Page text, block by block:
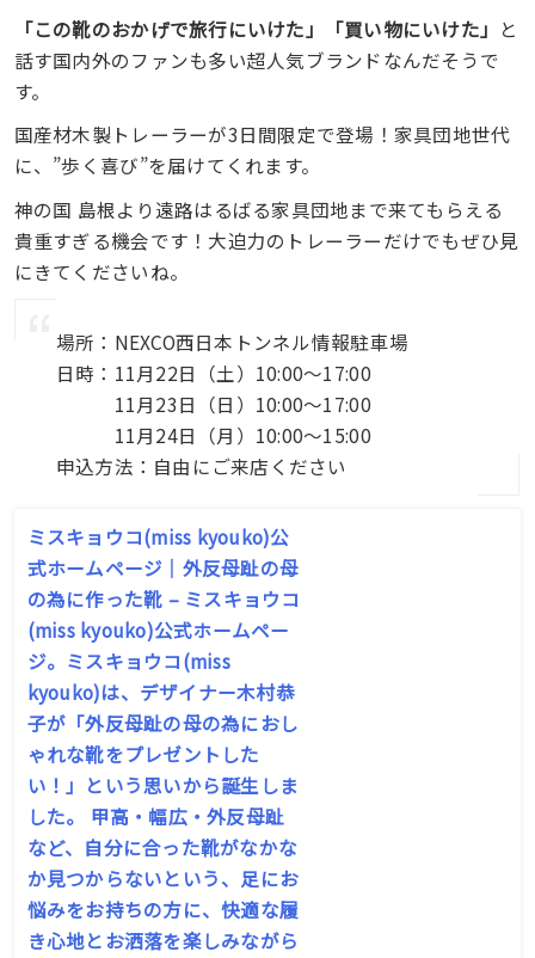
「この靴のおかげで旅行にいけた」「買い物にいけた」 と
話す国内外のファンも多い超人気ブランドなんだそうで
す。
国産材木製トレーラーが3日間限定で登場！家具団地世代
に、”歩く喜び”を届けてくれます。
神の国 島根より遠路はるばる家具団地まで来てもらえる
貴重すぎる機会です！大迫力のトレーラーだけでもぜひ見
にきてくださいね。
場所：NEXCO西日本トンネル情報駐車場
日時：11月22日（土）10:00〜17:00
11月23日（日）10:00〜17:00
11月24日（月）10:00〜15:00
申込方法：自由にご来店ください
ミスキョウコ(miss kyouko)公
式ホームページ｜外反母趾の母
の為に作った靴 – ミスキョウコ
(miss kyouko)公式ホームペー
ジ。ミスキョウコ(miss
kyouko)は、デザイナー木村恭
子が「外反母趾の母の為におし
ゃれな靴をプレゼントした
い！」という思いから誕生しま
した。 甲高・幅広・外反母趾
など、自分に合った靴がなかな
か見つからないという、足にお
悩みをお持ちの方に、快適な履
き心地とお洒落を楽しみながら